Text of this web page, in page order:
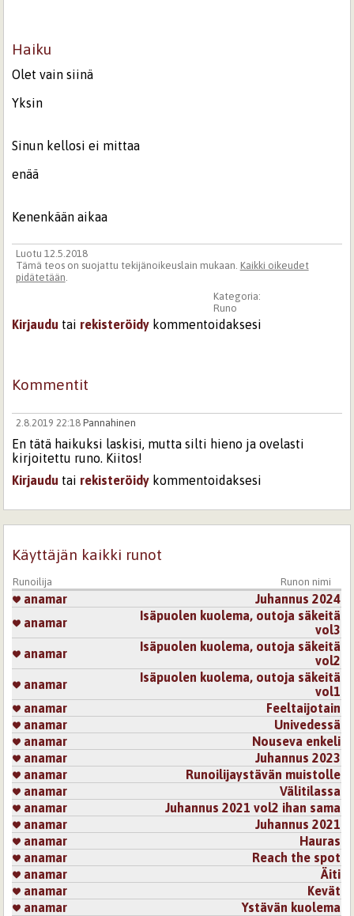
Haiku
Olet vain siinä
Yksin
Sinun kellosi ei mittaa
enää
Kenenkään aikaa
Luotu 12.5.2018
Tämä teos on suojattu tekijänoikeuslain mukaan. Kaikki oikeudet
pidätetään.
Kategoria:
Runo
Kirjaudu tai rekisteröidy kommentoidaksesi
Kommentit
2.8.2019 22:18 Pannahinen
En tätä haikuksi laskisi, mutta silti hieno ja ovelasti
kirjoitettu runo. Kiitos!
Kirjaudu tai rekisteröidy kommentoidaksesi
Käyttäjän kaikki runot
Runoilija Runon nimi
anamar
Juhannus 2024
anamar
Isäpuolen kuolema, outoja säkeitä
vol3
anamar
Isäpuolen kuolema, outoja säkeitä
vol2
anamar
Isäpuolen kuolema, outoja säkeitä
vol1
anamar
Feeltaijotain
anamar
Univedessä
anamar
Nouseva enkeli
anamar
Juhannus 2023
anamar
Runoilijaystävän muistolle
anamar
Välitilassa
anamar
Juhannus 2021 vol2 ihan sama
anamar
Juhannus 2021
anamar
Hauras
anamar
Reach the spot
anamar
Äiti
anamar
Kevät
anamar
Ystävän kuolema